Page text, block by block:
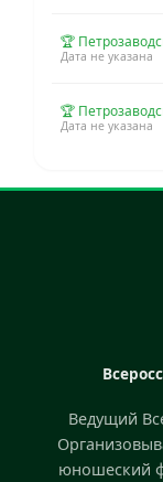
🏆
Дата не указана
🏆
Дата не указана
Ведущий
юношеский